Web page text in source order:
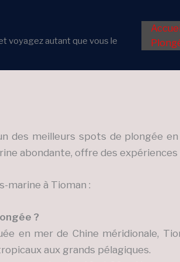
voyagez autant que vous le
des meilleurs spots de plongée
abondante, offre des
marine à Tioman :
?
en mer de Chine méridionale,
aux grands pélagiques.